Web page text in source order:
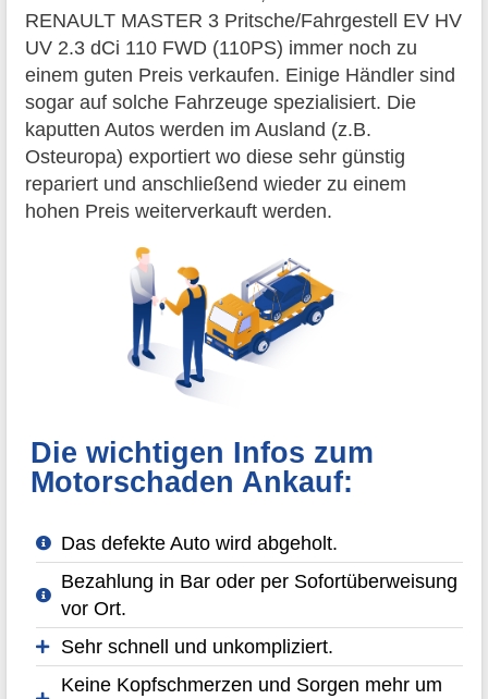
RENAULT MASTER 3 Pritsche/Fahrgestell EV HV
UV 2.3 dCi 110 FWD (110PS) immer noch zu
einem guten Preis verkaufen. Einige Händler sind
sogar auf solche Fahrzeuge spezialisiert. Die
kaputten Autos werden im Ausland (z.B.
Osteuropa) exportiert wo diese sehr günstig
repariert und anschließend wieder zu einem
hohen Preis weiterverkauft werden.
Die wichtigen Infos zum
Motorschaden Ankauf:
Das defekte Auto wird abgeholt.
Bezahlung in Bar oder per Sofortüberweisung
vor Ort.
Sehr schnell und unkompliziert.
Keine Kopfschmerzen und Sorgen mehr um